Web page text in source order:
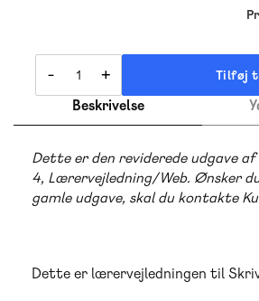
- + Tilføj
Beskrivelse
Dette er den reviderede udgave af
4, Lærervejledning/Web. Ønsker
gamle udgave, skal du kontakte
Dette er lærervejledningen til